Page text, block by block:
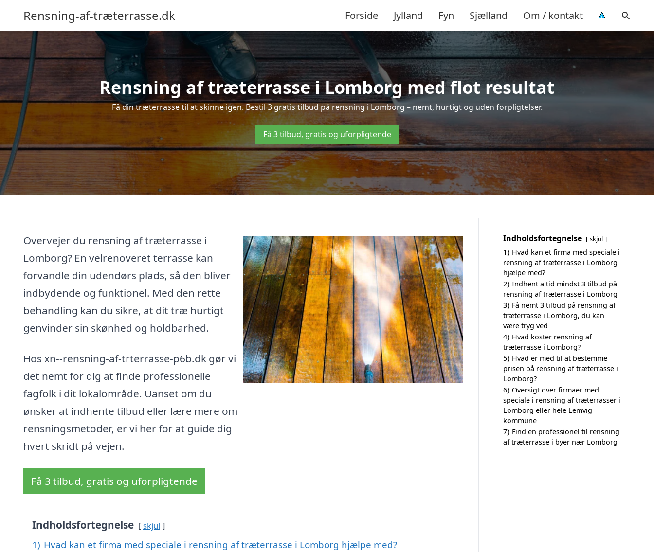
Rensning-af-træterrasse.dk Forside Jylland Fyn Sjælland Om / kontakt
Rensning af træterrasse i Lomborg med flot resultat
Få din træterrasse til at skinne igen. Bestil 3 gratis tilbud på rensning i Lomborg – nemt, hurtigt og uden forpligtelser.
Få 3 tilbud, gratis og uforpligtende
Overvejer du rensning af træterrasse i
Lomborg? En velrenoveret terrasse kan
forvandle din udendørs plads, så den bliver
indbydende og funktionel. Med den rette
behandling kan du sikre, at dit træ hurtigt
genvinder sin skønhed og holdbarhed.
Hos xn--rensning-af-trterrasse-p6b.dk gør vi
det nemt for dig at finde professionelle
fagfolk i dit lokalområde. Uanset om du
ønsker at indhente tilbud eller lære mere om
rensningsmetoder, er vi her for at guide dig
hvert skridt på vejen.
Få 3 tilbud, gratis og uforpligtende
Indholdsfortegnelse skjul
1) Hvad kan et firma med speciale i rensning af træterrasse i Lomborg hjælpe med?
Indholdsfortegnelse skjul
1) Hvad kan et firma med speciale i
rensning af træterrasse i Lomborg
hjælpe med?
2) Indhent altid mindst 3 tilbud på
rensning af træterrasse i Lomborg
3) Få nemt 3 tilbud på rensning af
træterrasse i Lomborg, du kan
være tryg ved
4) Hvad koster rensning af
træterrasse i Lomborg?
5) Hvad er med til at bestemme
prisen på rensning af træterrasse i
Lomborg?
6) Oversigt over firmaer med
speciale i rensning af træterrasser i
Lomborg eller hele Lemvig
kommune
7) Find en professionel til rensning
af træterrasse i byer nær Lomborg